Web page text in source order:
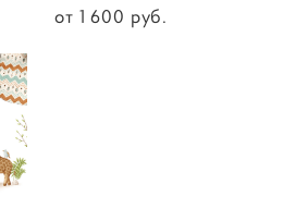
от 1 600 pуб.